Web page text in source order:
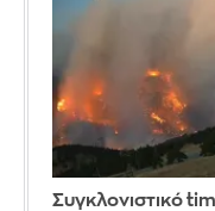
Συγκλονιστικό